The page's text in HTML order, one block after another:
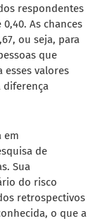
respondentes
As chances
ou seja, para
que
esses valores
diferença
em
de
Sua
do risco
retrospectivos
o que a